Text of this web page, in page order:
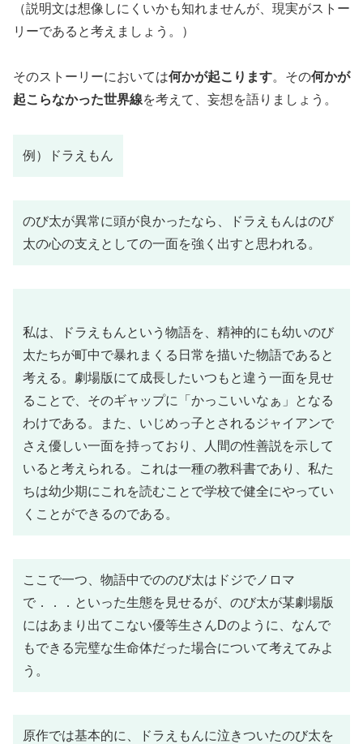
（説明文は想像しにくいかも知れませんが、現実がストー
リーであると考えましょう。）
そのストーリーにおいては何かが起こります。その何かが
起こらなかった世界線を考えて、妄想を語りましょう。
例）ドラえもん
のび太が異常に頭が良かったなら、ドラえもんはのび
太の心の支えとしての一面を強く出すと思われる。
私は、ドラえもんという物語を、精神的にも幼いのび
太たちが町中で暴れまくる日常を描いた物語であると
考える。劇場版にて成長したいつもと違う一面を見せ
ることで、そのギャップに「かっこいいなぁ」となる
わけである。また、いじめっ子とされるジャイアンで
さえ優しい一面を持っており、人間の性善説を示して
いると考えられる。これは一種の教科書であり、私た
ちは幼少期にこれを読むことで学校で健全にやってい
くことができるのである。
ここで一つ、物語中でののび太はドジでノロマ
で．．．といった生態を見せるが、のび太が某劇場版
にはあまり出てこない優等生さんDのように、なんで
もできる完璧な生命体だった場合について考えてみよ
う。
原作では基本的に、ドラえもんに泣きついたのび太を